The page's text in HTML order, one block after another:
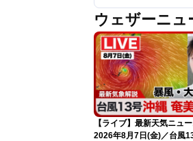
ウェザーニュ
【ライブ】最新天気ニュ
2026年8月7日(金)／台風